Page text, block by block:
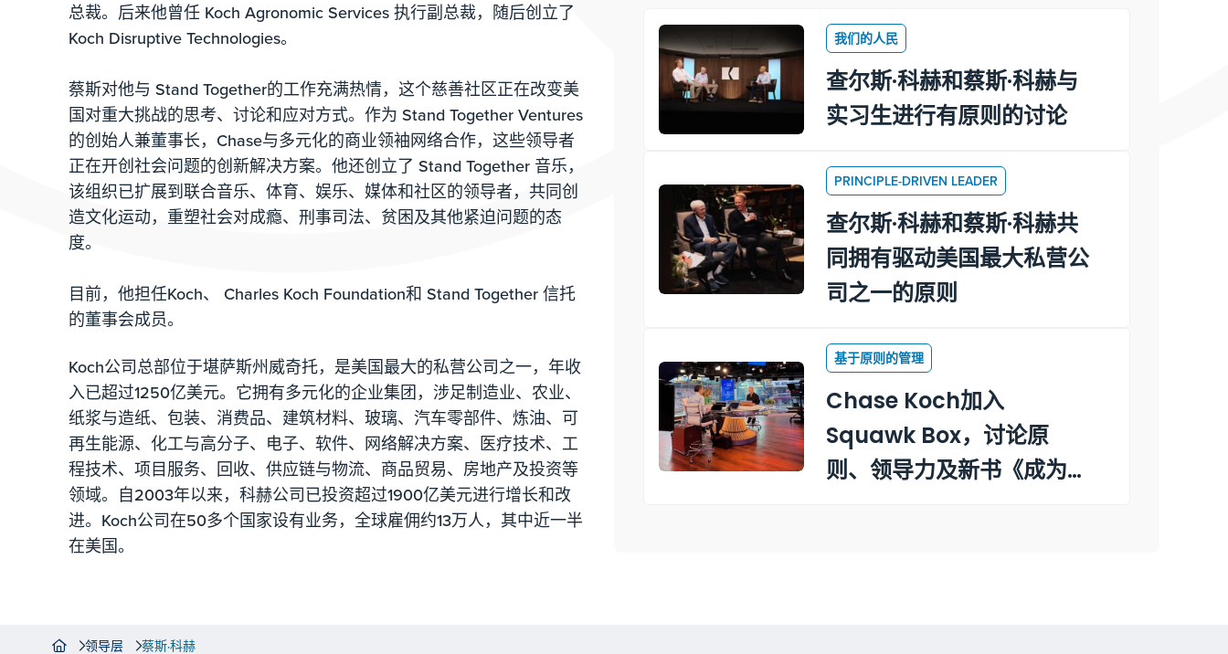
总裁。后来他曾任 Koch Agronomic Services 执行副总裁，随后创立了
Koch Disruptive Technologies。
蔡斯对他与 Stand Together的工作充满热情，这个慈善社区正在改变美
国对重大挑战的思考、讨论和应对方式。作为 Stand Together Ventures
的创始人兼董事长，Chase与多元化的商业领袖网络合作，这些领导者
正在开创社会问题的创新解决方案。他还创立了 Stand Together 音乐，
该组织已扩展到联合音乐、体育、娱乐、媒体和社区的领导者，共同创
造文化运动，重塑社会对成瘾、刑事司法、贫困及其他紧迫问题的态
度。
目前，他担任Koch、 Charles Koch Foundation和 Stand Together 信托
的董事会成员。
Koch公司总部位于堪萨斯州威奇托，是美国最大的私营公司之一，年收
入已超过1250亿美元。它拥有多元化的企业集团，涉足制造业、农业、
纸浆与造纸、包装、消费品、建筑材料、玻璃、汽车零部件、炼油、可
再生能源、化工与高分子、电子、软件、网络解决方案、医疗技术、工
程技术、项目服务、回收、供应链与物流、商品贸易、房地产及投资等
领域。自2003年以来，科赫公司已投资超过1900亿美元进行增长和改
进。Koch公司在50多个国家设有业务，全球雇佣约13万人，其中近一半
在美国。
我们的人民
查尔斯·科赫和蔡斯·科赫与
实习生进行有原则的讨论
PRINCIPLE-DRIVEN LEADER
查尔斯·科赫和蔡斯·科赫共
同拥有驱动美国最大私营公
司之一的原则
基于原则的管理
Chase Koch加入
Squawk Box，讨论原
则、领导力及新书《成为一
领导层 蔡斯·科赫